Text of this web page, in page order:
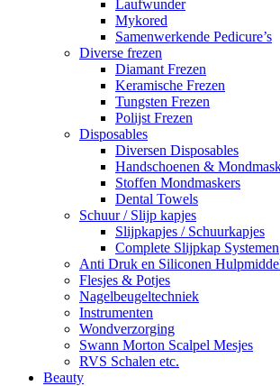
Laufwunder
Mykored
Samenwerkende Pedicure’s
Diverse frezen
Diamant Frezen
Keramische Frezen
Tungsten Frezen
Polijst Frezen
Disposables
Diversen Disposables
Handschoenen &
Stoffen Mondmaskers
Dental Towels
Schuur / Slijp kapjes
Slijpkapjes / Schuurkapjes
Complete Slijpkap Systemen
Anti Druk en Siliconen
Flesjes & Potjes
Nagelbeugeltechniek
Instrumenten
Wondverzorging
Swann Morton Scalpel Mesjes
RVS Schalen etc.
Beauty